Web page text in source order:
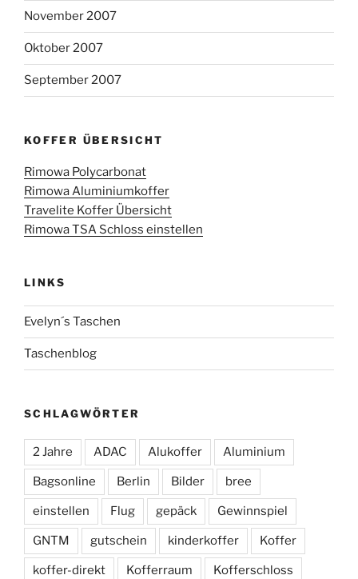
November 2007
Oktober 2007
September 2007
KOFFER ÜBERSICHT
Rimowa Polycarbonat
Rimowa Aluminiumkoffer
Travelite Koffer Übersicht
Rimowa TSA Schloss einstellen
LINKS
Evelyn´s Taschen
Taschenblog
SCHLAGWÖRTER
2 Jahre ADAC Alukoffer Aluminium
Bagsonline Berlin Bilder bree
einstellen Flug gepäck Gewinnspiel
GNTM gutschein kinderkoffer Koffer
koffer-direkt Kofferraum Kofferschloss